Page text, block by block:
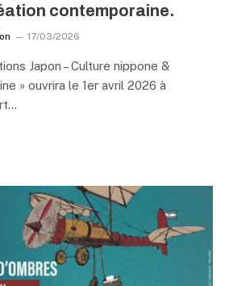
contemporaine.
17/03/2026
Japon – Culture nippone &
» ouvrira le 1er avril 2026 à